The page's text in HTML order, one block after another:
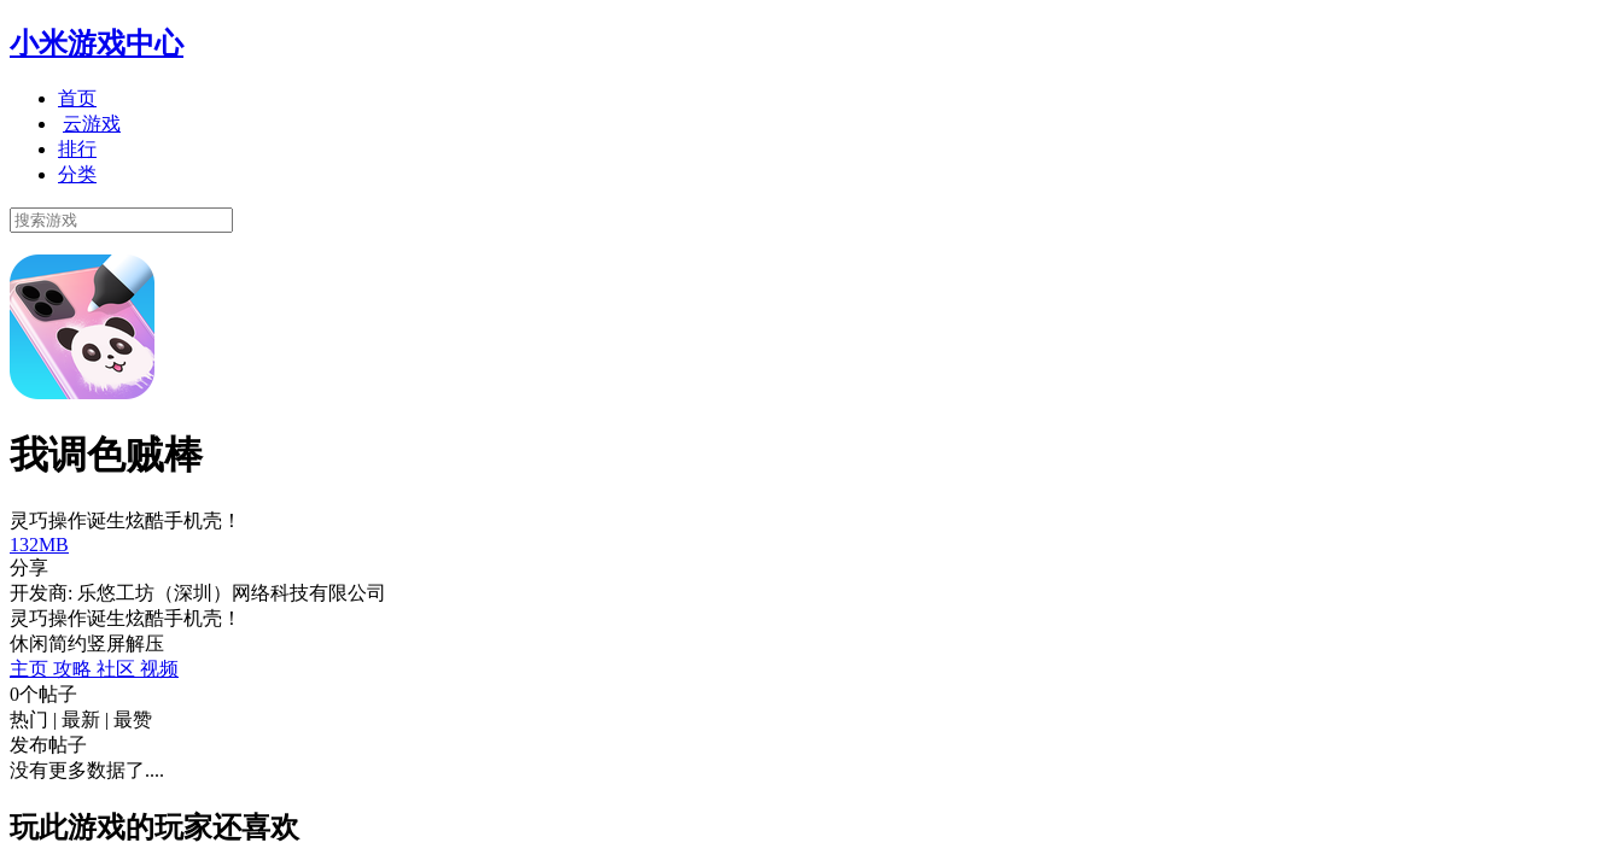
小米游戏中心
首页
云游戏
排行
分类
我调色贼棒
灵巧操作诞生炫酷手机壳！
132MB
分享
开发商: 乐悠工坊（深圳）网络科技有限公司
灵巧操作诞生炫酷手机壳！
休闲简约竖屏解压
主页 攻略 社区 视频
0个帖子
热门 | 最新 | 最赞
发布帖子
没有更多数据了....
玩此游戏的玩家还喜欢